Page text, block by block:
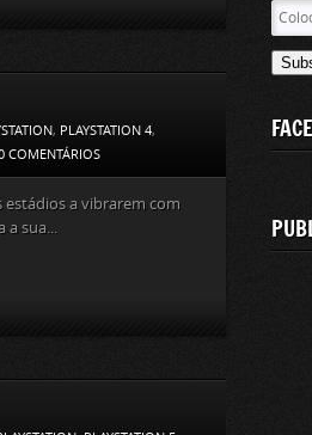
, PLAYSTATION 4,
COMENTÁRIOS
estádios a vibrarem com
a sua...
aqui
o
de
email